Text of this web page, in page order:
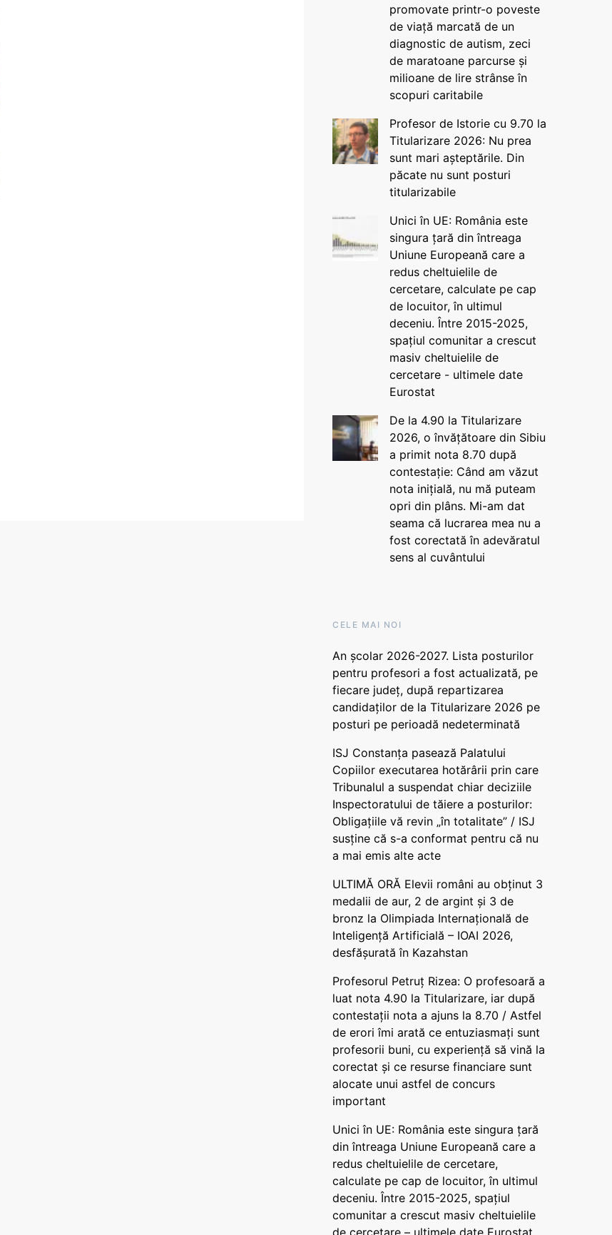
promovate printr-o poveste
de viață marcată de un
diagnostic de autism, zeci
de maratoane parcurse și
milioane de lire strânse în
scopuri caritabile
Profesor de Istorie cu 9.70 la
Titularizare 2026: Nu prea
sunt mari așteptările. Din
păcate nu sunt posturi
titularizabile
Unici în UE: România este
singura țară din întreaga
Uniune Europeană care a
redus cheltuielile de
cercetare, calculate pe cap
de locuitor, în ultimul
deceniu. Între 2015-2025,
spațiul comunitar a crescut
masiv cheltuielile de
cercetare - ultimele date
Eurostat
De la 4.90 la Titularizare
2026, o învățătoare din Sibiu
a primit nota 8.70 după
contestație: Când am văzut
nota inițială, nu mă puteam
opri din plâns. Mi-am dat
seama că lucrarea mea nu a
fost corectată în adevăratul
sens al cuvântului
CELE MAI NOI
An școlar 2026-2027. Lista posturilor
pentru profesori a fost actualizată, pe
fiecare județ, după repartizarea
candidaților de la Titularizare 2026 pe
posturi pe perioadă nedeterminată
ISJ Constanța pasează Palatului
Copiilor executarea hotărârii prin care
Tribunalul a suspendat chiar deciziile
Inspectoratului de tăiere a posturilor:
Obligațiile vă revin „în totalitate” / ISJ
susține că s-a conformat pentru că nu
a mai emis alte acte
ULTIMĂ ORĂ Elevii români au obținut 3
medalii de aur, 2 de argint și 3 de
bronz la Olimpiada Internațională de
Inteligență Artificială – IOAI 2026,
desfășurată în Kazahstan
Profesorul Petruț Rizea: O profesoară a
luat nota 4.90 la Titularizare, iar după
contestații nota a ajuns la 8.70 / Astfel
de erori îmi arată ce entuziasmați sunt
profesorii buni, cu experiență să vină la
corectat și ce resurse financiare sunt
alocate unui astfel de concurs
important
Unici în UE: România este singura țară
din întreaga Uniune Europeană care a
redus cheltuielile de cercetare,
calculate pe cap de locuitor, în ultimul
deceniu. Între 2015-2025, spațiul
comunitar a crescut masiv cheltuielile
de cercetare – ultimele date Eurostat